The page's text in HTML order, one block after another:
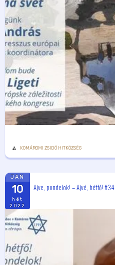
KOMÁROMI ZSIDÓ HITKÖZSÉG
JAN
10
hét
2022
Ajve, pondelok! – Ajvé, hétfő! #34